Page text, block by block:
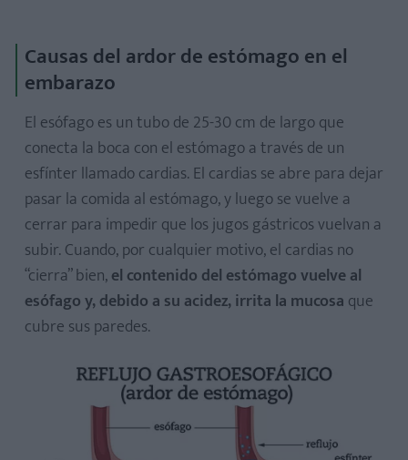
Causas del ardor de estómago en el
embarazo
El esófago es un tubo de 25-30 cm de largo que
conecta la boca con el estómago a través de un
esfínter llamado cardias. El cardias se abre para dejar
pasar la comida al estómago, y luego se vuelve a
cerrar para impedir que los jugos gástricos vuelvan a
subir. Cuando, por cualquier motivo, el cardias no
“cierra” bien,el contenido del estómago vuelve al
esófago y, debido a su acidez, irrita la mucosa que
cubre sus paredes.